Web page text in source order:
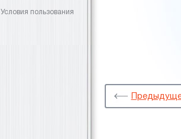
Условия пользования